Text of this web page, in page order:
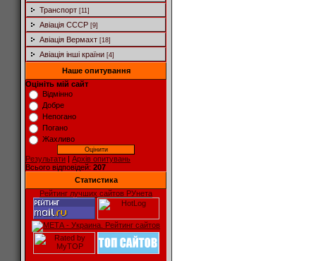
Транспорт [11]
Авіація СССР [9]
Авіація Вермахт [18]
Авіація інші країни [4]
Наше опитування
Оцініть мій сайт
Відмінно
Добре
Непогано
Погано
Жахливо
Результати | Архів опитувань
Всього відповідей: 207
Статистика
Рейтинг лучших сайтов РУнета